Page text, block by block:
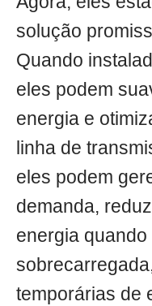
solução
Quando
eles podem
energia e
linha de
eles podem
demanda,
energia
temporárias de